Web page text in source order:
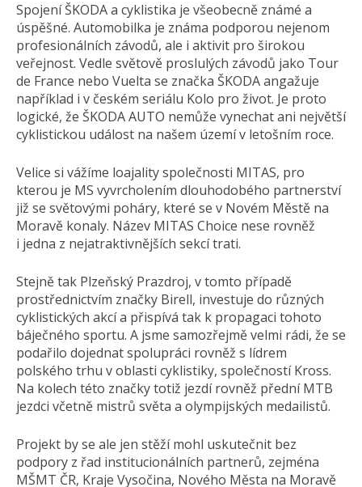
Spojení ŠKODA a cyklistika je všeobecně známé a
úspěšné. Automobilka je známa podporou nejenom
profesionálních závodů, ale i aktivit pro širokou
veřejnost. Vedle světově proslulých závodů jako Tour
de France nebo Vuelta se značka ŠKODA angažuje
například i v českém seriálu Kolo pro život. Je proto
logické, že ŠKODA AUTO nemůže vynechat ani největší
cyklistickou událost na našem území v letošním roce.
Velice si vážíme loajality společnosti MITAS, pro
kterou je MS vyvrcholením dlouhodobého partnerství
již se světovými poháry, které se v Novém Městě na
Moravě konaly. Název MITAS Choice nese rovněž
i jedna z nejatraktiv­nějších sekcí trati.
Stejně tak Plzeňský Prazdroj, v tomto případě
prostřednictvím značky Birell, investuje do různých
cyklistických akcí a přispívá tak k propagaci tohoto
báječného sportu. A jsme samozřejmě velmi rádi, že se
podařilo dojednat spolupráci rovněž s lídrem
polského trhu v oblasti cyklistiky, společností Kross.
Na kolech této značky totiž jezdí rovněž přední MTB
jezdci včetně mistrů světa a olympijských medailistů.
Projekt by se ale jen stěží mohl uskutečnit bez
podpory z řad institucionálních partnerů, zejména
MŠMT ČR, Kraje Vysočina, Nového Města na Moravě